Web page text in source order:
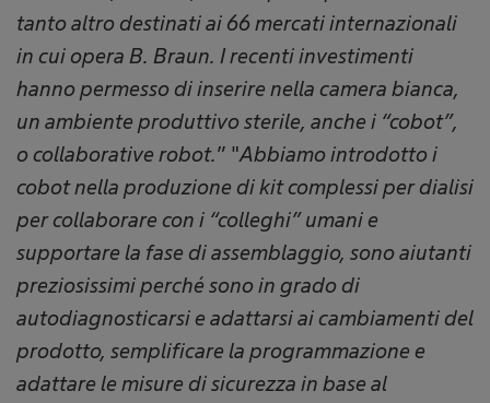
tanto altro destinati ai 66 mercati internazionali
in cui opera B. Braun. I recenti investimenti
hanno permesso di inserire nella camera bianca,
un ambiente produttivo sterile, anche i “cobot”,
o collaborative robot.” "Abbiamo introdotto i
cobot nella produzione di kit complessi per dialisi
per collaborare con i “colleghi” umani e
supportare la fase di assemblaggio, sono aiutanti
preziosissimi perché sono in grado di
autodiagnosticarsi e adattarsi ai cambiamenti del
prodotto, semplificare la programmazione e
adattare le misure di sicurezza in base al